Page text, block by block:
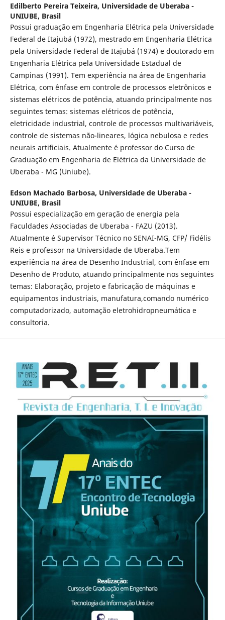
Edilberto Pereira Teixeira, Universidade de Uberaba -
UNIUBE, Brasil
Possui graduação em Engenharia Elétrica pela Universidade
Federal de Itajubá (1972), mestrado em Engenharia Elétrica
pela Universidade Federal de Itajubá (1974) e doutorado em
Engenharia Elétrica pela Universidade Estadual de
Campinas (1991). Tem experiência na área de Engenharia
Elétrica, com ênfase em controle de processos eletrônicos e
sistemas elétricos de potência, atuando principalmente nos
seguintes temas: sistemas elétricos de potência,
eletricidade industrial, controle de processos multivariáveis,
controle de sistemas não-lineares, lógica nebulosa e redes
neurais artificiais. Atualmente é professor do Curso de
Graduação em Engenharia de Elétrica da Universidade de
Uberaba - MG (Uniube).
Edson Machado Barbosa, Universidade de Uberaba -
UNIUBE, Brasil
Possui especialização em geração de energia pela
Faculdades Associadas de Uberaba - FAZU (2013).
Atualmente é Supervisor Técnico no SENAI-MG, CFP/ Fidélis
Reis e professor na Universidade de Uberaba.Tem
experiência na área de Desenho Industrial, com ênfase em
Desenho de Produto, atuando principalmente nos seguintes
temas: Elaboração, projeto e fabricação de máquinas e
equipamentos industriais, manufatura,comando numérico
computadorizado, automação eletrohidropneumática e
consultoria.